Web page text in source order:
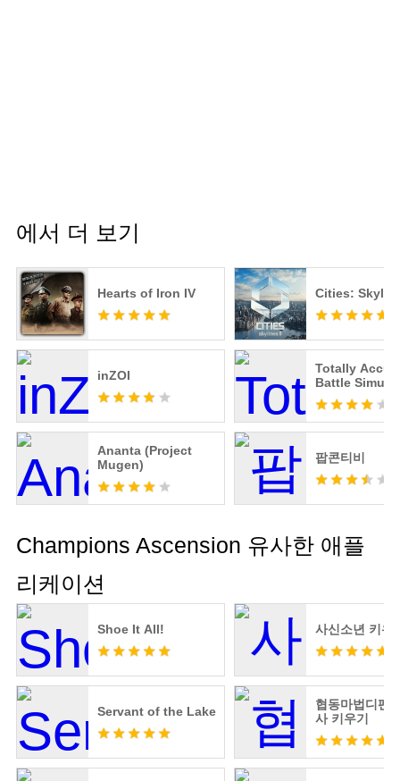
에서 더 보기
Hearts of Iron IV Cities:
inZOI
Totally
Battle
Ananta (Project
Mugen)
팝콘티비
Champions Ascension 유사한 애플
리케이션
Shoe It All! 사신소년 키우
Servant of the Lake
협동마법디펜
사 키우기